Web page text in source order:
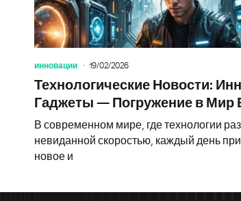
инновации 19/02/2026
Технологические Новости:
Гаджеты — Погружение в Мир
В современном мире, где технологии
невиданной скоростью, каждый день
новое и